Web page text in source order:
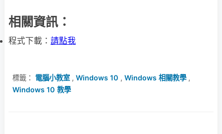
相關資訊：
程式下載： 請點我
標籤： 電腦小教室 , Windows 10 , Windows 相關教學,
Windows 10 教學